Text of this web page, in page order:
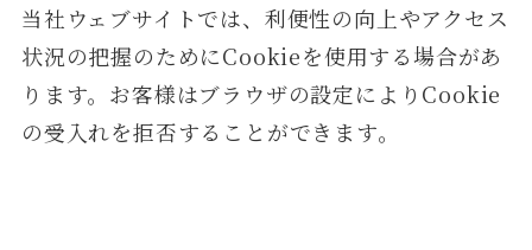
当社ウェブサイトでは、利便性の向上やアクセス
状況の把握のためにCookieを使用する場合があ
ります。お客様はブラウザの設定によりCookie
の受入れを拒否することができます。